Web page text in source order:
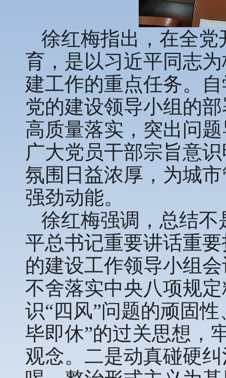
徐红梅指出，在全
育，是以习近平同志
建工作的重点任务。
党的建设领导小组的
高质量落实，突出问
广大党员干部宗旨意
氛围日益浓厚，为城
强劲动能。
徐红梅强调，总结
平总书记重要讲话重
的建设工作领导小组
不舍落实中央八项规
识“四风”问题的顽固
毕即休”的过关思想，
观念。二是动真碰硬